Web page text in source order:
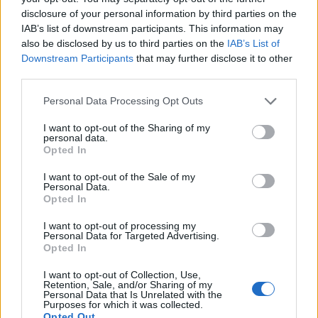
disclosure of your personal information by third parties on the
IAB’s list of downstream participants. This information may
also be disclosed by us to third parties on the IAB’s List of
Downstream Participants that may further disclose it to other
Personal Data Processing Opt Outs
I want to opt-out of the Sharing of my
personal data.
Opted In
I want to opt-out of the Sale of my
Personal Data.
Opted In
I want to opt-out of processing my
Personal Data for Targeted Advertising.
Opted In
I want to opt-out of Collection, Use,
Retention, Sale, and/or Sharing of my
Personal Data that Is Unrelated with the
Purposes for which it was collected.
A propos Nathalie Leclerc2950 Articles
Nathalie Leclerc est une journaliste spécialisée en santé et
médecine. Mère de deux enfants, elle allie une solide
santé familiale et de la nutrition. Fervente adepte d’un mode
de vie sain, écologique et durable, elle s’engage depuis de
nombreuses années en faveur des produits biologiques et
des solutions de ménage respectueuses de l’environnement.
Grâce à cette double casquette de journaliste et de maman
engagée, Nathalie propose des conseils pratiques, fiables et
dans les enjeux de la santé moderne tout en adoptant des
habitudes plus saines et respectueuses de la planète.